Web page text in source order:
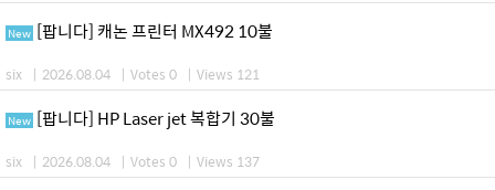
New [팝니다] 캐논 프린터 MX492 10불
six | 2026.08.04 | Votes 0 | Views 121
New [팝니다] HP Laser jet 복합기 30불
six | 2026.08.04 | Votes 0 | Views 137